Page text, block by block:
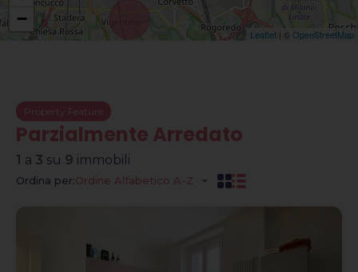
−
Leaflet | © OpenStreetMap
Property Feature
Parzialmente Arredato
1 a 3 su 9 immobili
Ordina per:Ordine Alfabetico A-Z